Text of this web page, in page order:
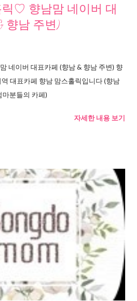
♡ 향남맘 네이버 대
향남 주변)
네이버 대표카페 (향남 & 향남 주변) 향
대표카페 향남 맘스홀릭입니다 (향남
분들의 카페)
자세한 내용 보기